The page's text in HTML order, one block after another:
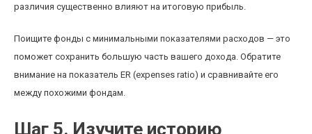
различия существенно влияют на итоговую прибыль.
Поищите фонды с минимальными показателями расходов — это
поможет сохранить большую часть вашего дохода. Обратите
внимание на показатель ER (expenses ratio) и сравнивайте его
между похожими фондам.
Шаг 5. Изучите историю